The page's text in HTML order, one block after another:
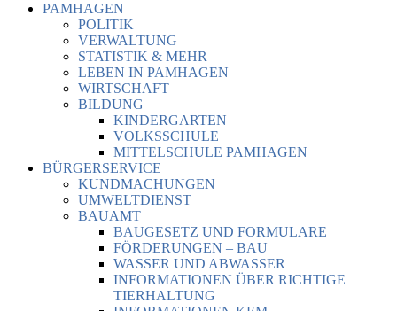
PAMHAGEN
POLITIK
VERWALTUNG
STATISTIK & MEHR
LEBEN IN PAMHAGEN
WIRTSCHAFT
BILDUNG
KINDERGARTEN
VOLKSSCHULE
MITTELSCHULE PAMHAGEN
BÜRGERSERVICE
KUNDMACHUNGEN
UMWELTDIENST
BAUAMT
BAUGESETZ UND FORMULARE
FÖRDERUNGEN – BAU
WASSER UND ABWASSER
INFORMATIONEN ÜBER RICHTIGE
TIERHALTUNG